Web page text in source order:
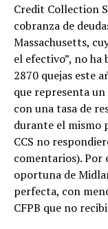
Credit Collection
cobranza de
Massachusetts,
el efectivo”, no
2870 quejas este
que representa
con una tasa de
durante el mismo
CCS no
comentarios). Por
oportuna de
perfecta, con
CFPB que no